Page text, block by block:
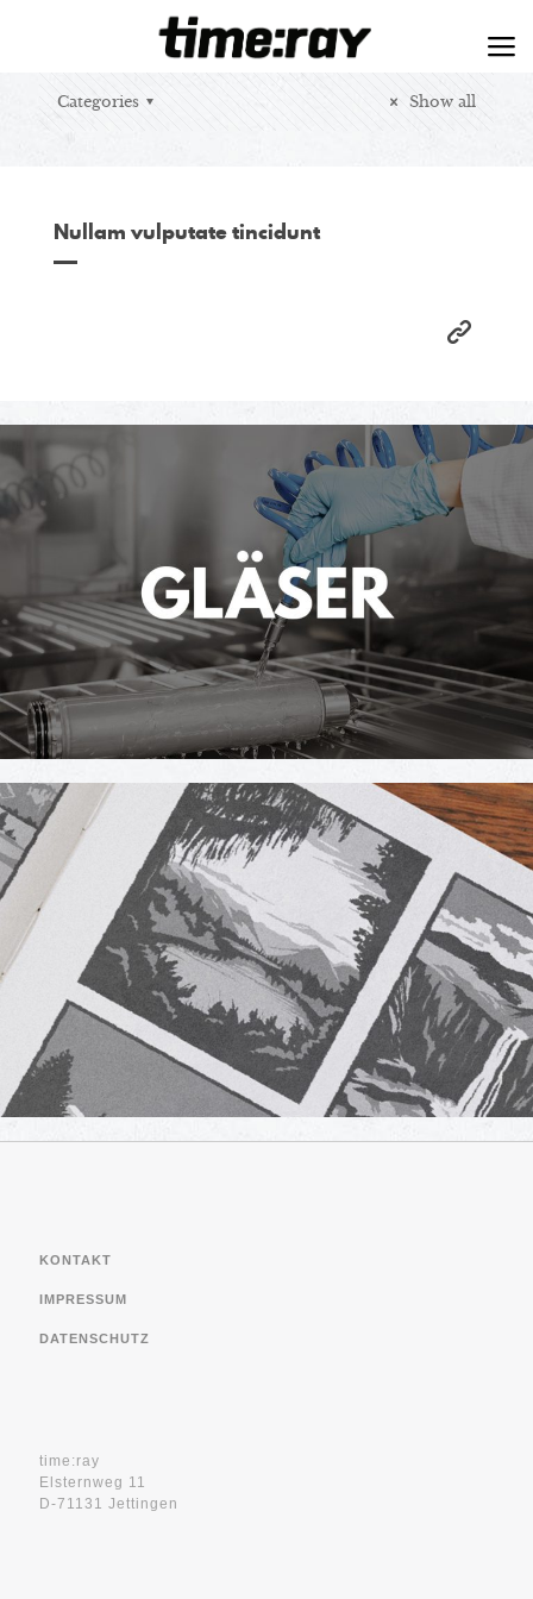
Categories Show all
Nullam vulputate tincidunt
Praesent rhoncus dolor sit
Fusce aliquam quis
KONTAKT
IMPRESSUM
DATENSCHUTZ
time:ray
Elsternweg 11
D-71131 Jettingen